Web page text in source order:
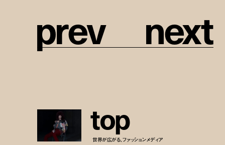
prev next
top
世界が広がる、ファッションメディア